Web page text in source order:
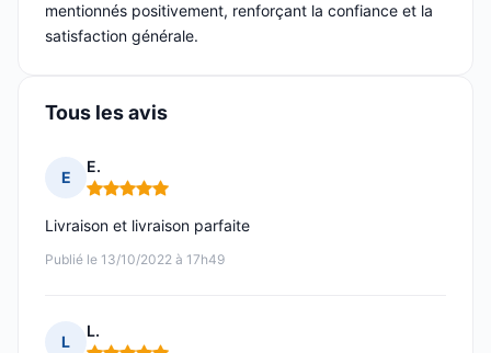
mentionnés positivement, renforçant la confiance et la
satisfaction générale.
Tous les avis
E
E.
Note : 5 sur 5
Publié le 13/10/2022 à 17h49
Livraison et livraison parfaite
L
L.